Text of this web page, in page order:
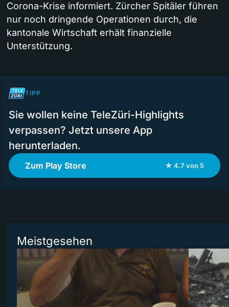
Corona-Krise informiert. Zürcher Spitäler führen
nur noch dringende Operationen durch, die
kantonale Wirtschaft erhält finanzielle
Unterstützung.
TIPP
Sie wollen keine TeleZüri-Highlights
verpassen? Jetzt unsere App
herunterladen.
Zum Play Store ★ 4.7 von 5
Meistgesehen